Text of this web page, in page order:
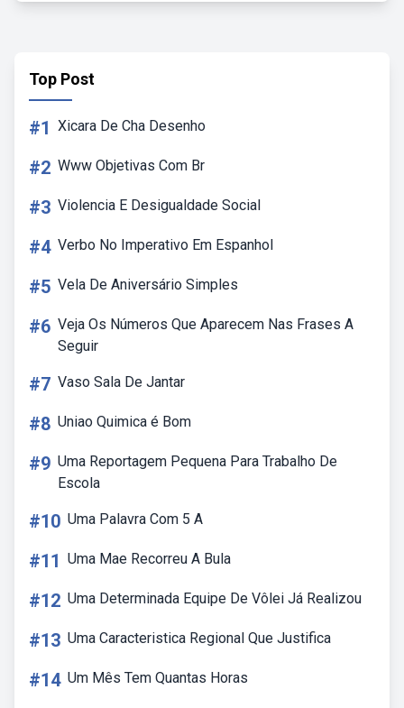
Top Post
#1 Xicara De Cha Desenho
#2 Www Objetivas Com Br
#3 Violencia E Desigualdade Social
#4 Verbo No Imperativo Em Espanhol
#5 Vela De Aniversário Simples
#6 Veja Os Números Que Aparecem Nas Frases A
Seguir
#7 Vaso Sala De Jantar
#8 Uniao Quimica é Bom
#9 Uma Reportagem Pequena Para Trabalho De
Escola
#10 Uma Palavra Com 5 A
#11 Uma Mae Recorreu A Bula
#12 Uma Determinada Equipe De Vôlei Já Realizou
#13 Uma Caracteristica Regional Que Justifica
#14 Um Mês Tem Quantas Horas